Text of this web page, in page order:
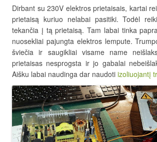
Dirbant su 230V elektros prietaisais, kartai
prietaisą kuriuo nelabai pasitiki. Todėl
tekančia į tą prietaisą. Tam labai tinka
nuosekliai pajungta elektros lempute.
šviečia ir saugikliai visame name
prietaisas nesprogsta ir jo gabalai
Aišku labai naudinga dar naudoti izoliuojantį